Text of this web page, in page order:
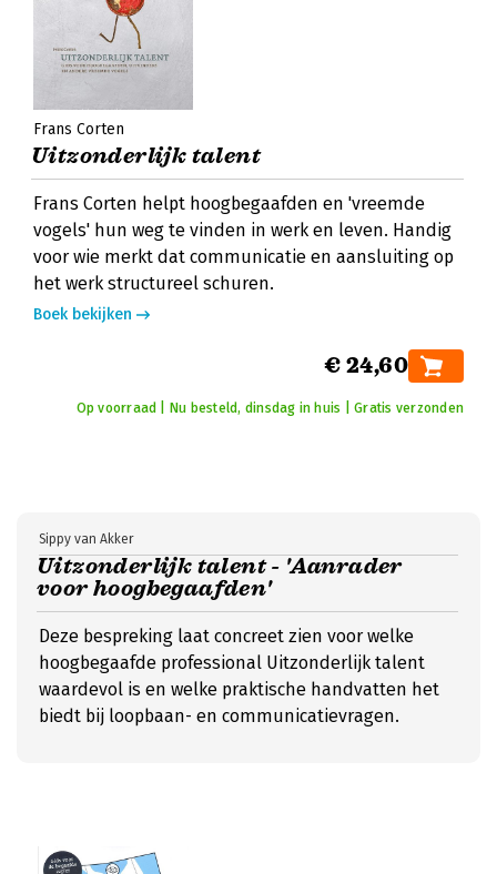
Frans Corten
Uitzonderlijk talent
Frans Corten helpt hoogbegaafden en 'vreemde
vogels' hun weg te vinden in werk en leven. Handig
voor wie merkt dat communicatie en aansluiting op
het werk structureel schuren.
Boek bekijken
€ 24,60
Op voorraad | Nu besteld, dinsdag in huis | Gratis verzonden
Uitzonderlijk talent - 'Aanrader
voor hoogbegaafden'
Sippy van Akker
Deze bespreking laat concreet zien voor welke
hoogbegaafde professional Uitzonderlijk talent
waardevol is en welke praktische handvatten het
biedt bij loopbaan- en communicatievragen.